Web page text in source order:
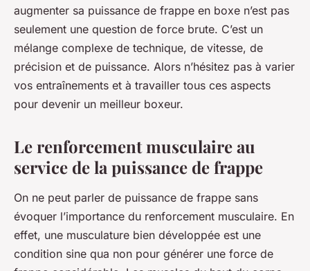
augmenter sa puissance de frappe en boxe n’est pas
seulement une question de force brute. C’est un
mélange complexe de technique, de vitesse, de
précision et de puissance. Alors n’hésitez pas à varier
vos entraînements et à travailler tous ces aspects
pour devenir un meilleur boxeur.
Le renforcement musculaire au
service de la puissance de frappe
On ne peut parler de puissance de frappe sans
évoquer l’importance du renforcement musculaire. En
effet, une musculature bien développée est une
condition sine qua non pour générer une force de